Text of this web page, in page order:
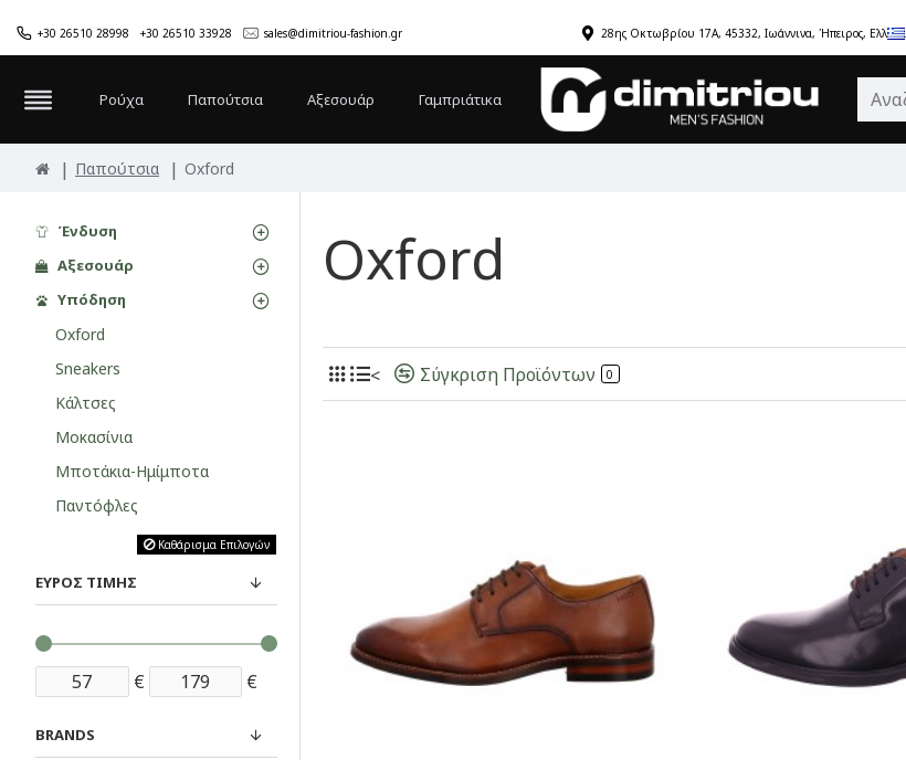
+30 26510 28998 +30 26510 33928 sales@dimitriou-fashion.gr 28ης Οκτωβρίου 17Α, 45332, Ιωάννινα, Ήπειρος, Ελλάδα
Ρούχα Παπούτσια Αξεσουάρ Γαμπριάτικα
Παπούτσια Oxford
Ένδυση
Αξεσουάρ
Υπόδηση
Oxford
Sneakers
Κάλτσες
Μοκασίνια
Μποτάκια-Ημίμποτα
Παντόφλες
Καθάρισμα Επιλογών
ΕΎΡΟΣ ΤΙΜΉΣ
€ €
BRANDS
Oxford
< Σύγκριση Προϊόντων 0